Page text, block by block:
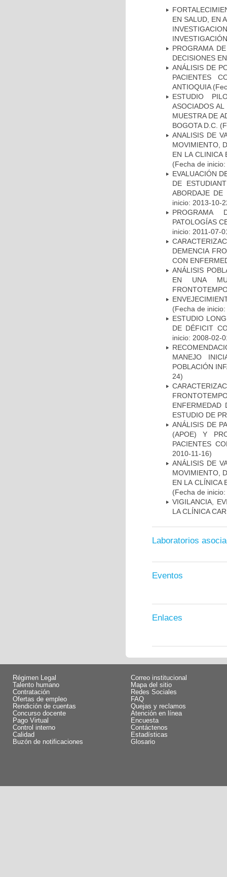
EN SALUD, EN
PROGRAMA
DECISIONES
ANÁLISIS DE
PACIENTES
ANTIOQUIA
ESTUDIO
ASOCIADOS
MUESTRA DE
BOGOTA D.C.
ANALISIS DE
MOVIMIENTO,
EN LA CLINICA
(Fecha de
EVALUACIÓN
DE
ABORDAJE
inicio: 2013-10-
PROGRAMA
PATOLOGÍAS
inicio: 2011-07-
DEMENCIA
CON
ANÁLISIS
EN UNA
(Fecha de
ESTUDIO
DE DÉFICIT
inicio: 2008-02-
MANEJO
POBLACIÓN
24)
ENFERMEDAD
ESTUDIO DE
ANÁLISIS DE
(APOE) Y
PACIENTES
2010-11-16)
ANÁLISIS DE
MOVIMIENTO,
EN LA CLÍNICA
(Fecha de
VIGILANCIA,
LA CLÍNICA
Laboratorios
Eventos
Enlaces
Régimen Legal
Talento humano
Contratación
Ofertas de empleo
Rendición de cuentas
Concurso docente
Pago Virtual
Control interno
Calidad
Buzón de notificaciones
Correo institucional
Mapa del sitio
Redes Sociales
FAQ
Quejas y reclamos
Atención en línea
Encuesta
Contáctenos
Estadísticas
Glosario